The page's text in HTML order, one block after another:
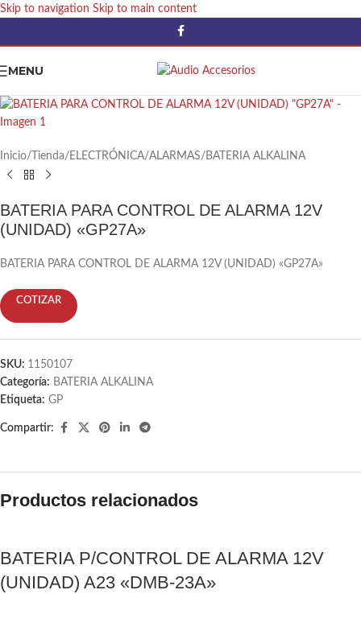
Skip to navigation Skip to main content
MENU
Inicio/ Tienda/ ELECTRÓNICA/ALARMAS/ BATERIA ALKALINA
BATERIA PARA CONTROL DE ALARMA 12V
(UNIDAD) «GP27A»
BATERIA PARA CONTROL DE ALARMA 12V (UNIDAD) «GP27A»
COTIZAR
SKU: 1150107
Categoría: BATERIA ALKALINA
Etiqueta: GP
Compartir:
Productos relacionados
BATERIA P/CONTROL DE ALARMA 12V
(UNIDAD) A23 «DMB-23A»